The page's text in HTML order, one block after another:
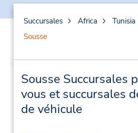
Succursales Africa
Tunisia
Sousse
Sousse Succursales
vous et succursales
de véhicule